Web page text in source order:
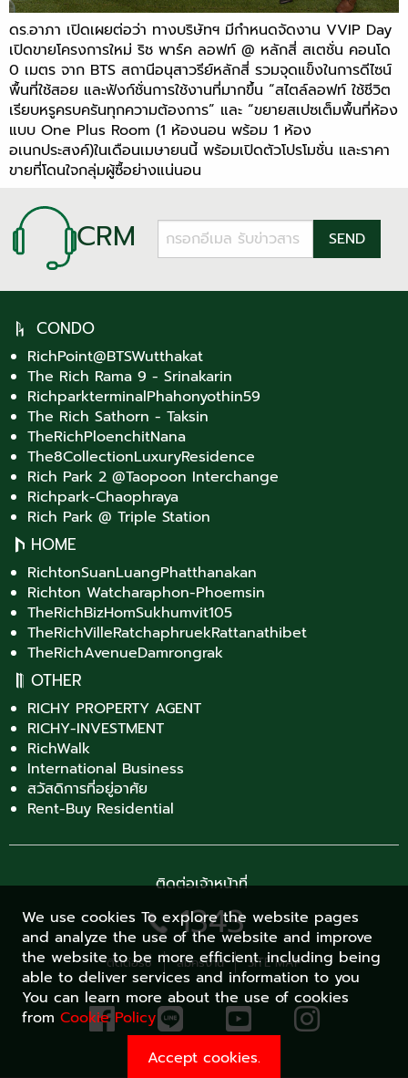
ดร.อาภา เปิดเผยต่อว่า ทางบริษัทฯ มีกำหนดจัดงาน VVIP Day
เปิดขายโครงการใหม่ ริช พาร์ค ลอฟท์ @ หลักสี่ สเตชั่น คอนโด
0 เมตร จาก BTS สถานีอนุสาวรีย์หลักสี่ รวมจุดแข็งในการดีไซน์
พื้นที่ใช้สอย และฟังก์ชั่นการใช้งานที่มากขึ้น “สไตล์ลอฟท์ ใช้ชีวิต
เรียบหรูครบครันทุกความต้องการ” และ “ขยายสเปซเต็มพื้นที่ห้อง
แบบ One Plus Room (1 ห้องนอน พร้อม 1 ห้อง
อเนกประสงค์)ในเดือนเมษายนนี้ พร้อมเปิดตัวโปรโมชั่น และราคา
ขายที่โดนใจกลุ่มผู้ซื้อย่างแน่นอน
We use cookies To explore the website pages
and analyze the use of the website and improve
the website to be more efficient. including being
able to deliver services and information to you
You can learn more about the use of cookies
from Cookie Policy
Accept cookies.
CRM
CONDO
RichPoint@BTSWutthakat
The Rich Rama 9 - Srinakarin
RichparkterminalPhahonyothin59
The Rich Sathorn - Taksin
TheRichPloenchitNana
The8CollectionLuxuryResidence
Rich Park 2 @Taopoon Interchange
Richpark-Chaophraya
Rich Park @ Triple Station
HOME
RichtonSuanLuangPhatthanakan
Richton Watcharaphon-Phoemsin
TheRichBizHomSukhumvit105
TheRichVilleRatchaphruekRattanathibet
TheRichAvenueDamrongrak
OTHER
RICHY PROPERTY AGENT
RICHY-INVESTMENT
RichWalk
International Business
สวัสดิการที่อยู่อาศัย
Rent-Buy Residential
ติดต่อเจ้าหน้าที่
1343
ติดต่อริชี่ สมัครงาน SITE MAP